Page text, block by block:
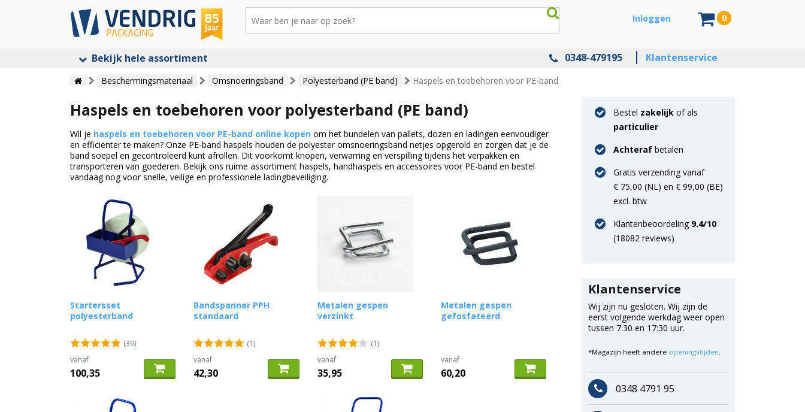
Inloggen 0
Bekijk hele assortiment 0348-479195 Klantenservice
Beschermingsmateriaal Omsnoeringsband Polyesterband (PE band) Haspels en toebehoren voor PE-band
Haspels en toebehoren voor polyesterband (PE band)
Wil je haspels en toebehoren voor PE-band online kopen om het bundelen van pallets, dozen en ladingen eenvoudiger
en efficiënter te maken? Onze PE-band haspels houden de polyester omsnoeringsband netjes opgerold en zorgen dat je de
band soepel en gecontroleerd kunt afrollen. Dit voorkomt knopen, verwarring en verspilling tijdens het verpakken en
transporteren van goederen. Bekijk ons ruime assortiment haspels, handhaspels en accessoires voor PE-band en bestel
vandaag nog voor snelle, veilige en professionele ladingbeveiliging.
Startersset
polyesterband
(39)
vanaf
100,35
Bandspanner PPH
standaard
(1)
vanaf
42,30
Metalen gespen
verzinkt
(1)
vanaf
35,95
Metalen gespen
gefosfateerd
vanaf
60,20
Bestel zakelijk of als
particulier
Achteraf betalen
Gratis verzending vanaf
€ 75,00 (NL) en € 99,00 (BE)
excl. btw
Klantenbeoordeling 9.4/10
(18082 reviews)
Klantenservice
Wij zijn nu gesloten. Wij zijn de
eerst volgende werkdag weer open
tussen 7:30 en 17:30 uur.
*Magazijn heeft andere openingstijden.
0348 4791 95